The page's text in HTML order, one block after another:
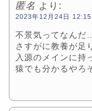
匿名 より:
2023年12月24日 12:15
不景気ってなんだ
さすがに教養が足
入源のメインに持
猿でも分かるやろ